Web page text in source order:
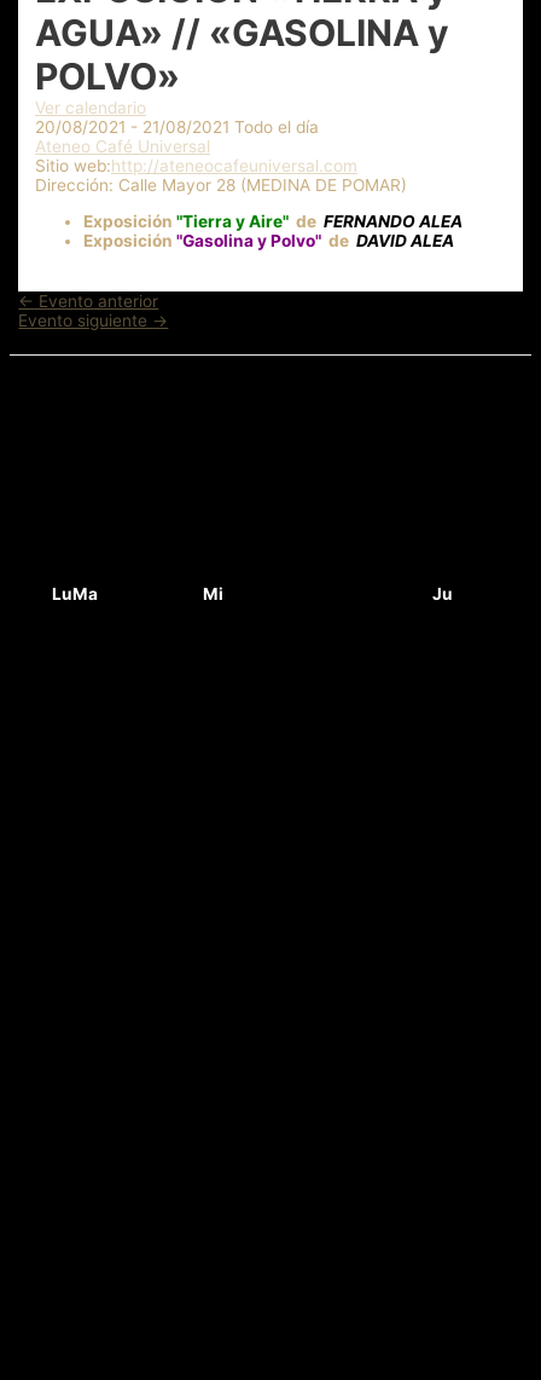
AGUA» // «GASOLINA y
POLVO»
Ver calendario
20/08/2021 - 21/08/2021 Todo el día
Ateneo Café Universal
Sitio web:http://ateneocafeuniversal.com
Dirección: Calle Mayor 28 (MEDINA DE POMAR)
Exposición"Tierra y Aire" deFERNANDO ALEA
Exposición"Gasolina y Polvo" deDAVID ALEA
Navegación
de
← Evento anterior
Evento siguiente →
LuMa Mi Ju